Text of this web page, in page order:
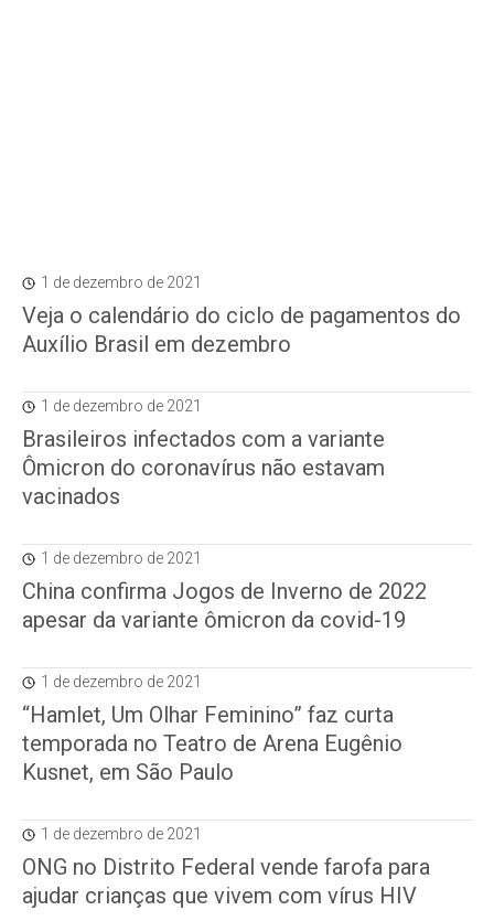
1 de dezembro de 2021
Veja o calendário do ciclo de pagamentos do
Auxílio Brasil em dezembro
1 de dezembro de 2021
Brasileiros infectados com a variante
Ômicron do coronavírus não estavam
vacinados
1 de dezembro de 2021
China confirma Jogos de Inverno de 2022
apesar da variante ômicron da covid-19
1 de dezembro de 2021
“Hamlet, Um Olhar Feminino” faz curta
temporada no Teatro de Arena Eugênio
Kusnet, em São Paulo
1 de dezembro de 2021
ONG no Distrito Federal vende farofa para
ajudar crianças que vivem com vírus HIV